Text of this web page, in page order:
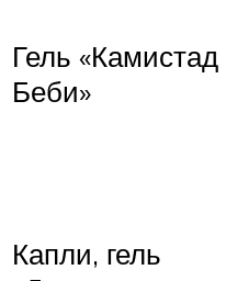
Гель «Камистад
Беби»
Капли, гель